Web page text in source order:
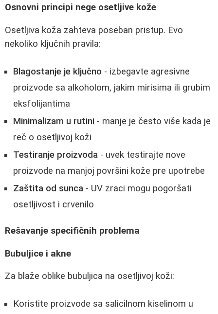
Osnovni principi nege osetljive kože
Osetljiva koža zahteva poseban pristup. Evo
nekoliko ključnih pravila:
Blagostanje je ključno - izbegavte agresivne
proizvode sa alkoholom, jakim mirisima ili grubim
eksfolijantima
Minimalizam u rutini - manje je često više kada je
reč o osetljivoj koži
Testiranje proizvoda - uvek testirajte nove
proizvode na manjoj površini kože pre upotrebe
Zaštita od sunca - UV zraci mogu pogoršati
osetljivost i crvenilo
Rešavanje specifičnih problema
Bubuljice i akne
Za blaže oblike bubuljica na osetljivoj koži:
Koristite proizvode sa salicilnom kiselinom u